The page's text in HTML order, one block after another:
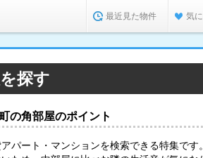
最近見た物件 気
探す
の角部屋のポイント
パート・マンションを検索できる特集で